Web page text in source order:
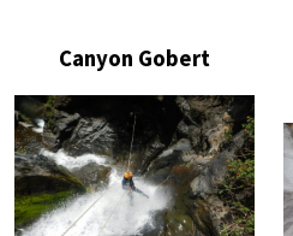
Canyon Gobert